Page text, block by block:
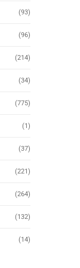
(93)
(96)
(214)
(34)
(775)
(1)
(37)
(221)
(264)
(132)
(14)